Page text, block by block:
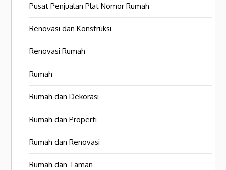
Pusat Penjualan Plat Nomor Rumah
Renovasi dan Konstruksi
Renovasi Rumah
Rumah
Rumah dan Dekorasi
Rumah dan Properti
Rumah dan Renovasi
Rumah dan Taman